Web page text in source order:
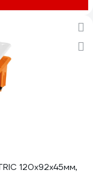
120х92х45мм,